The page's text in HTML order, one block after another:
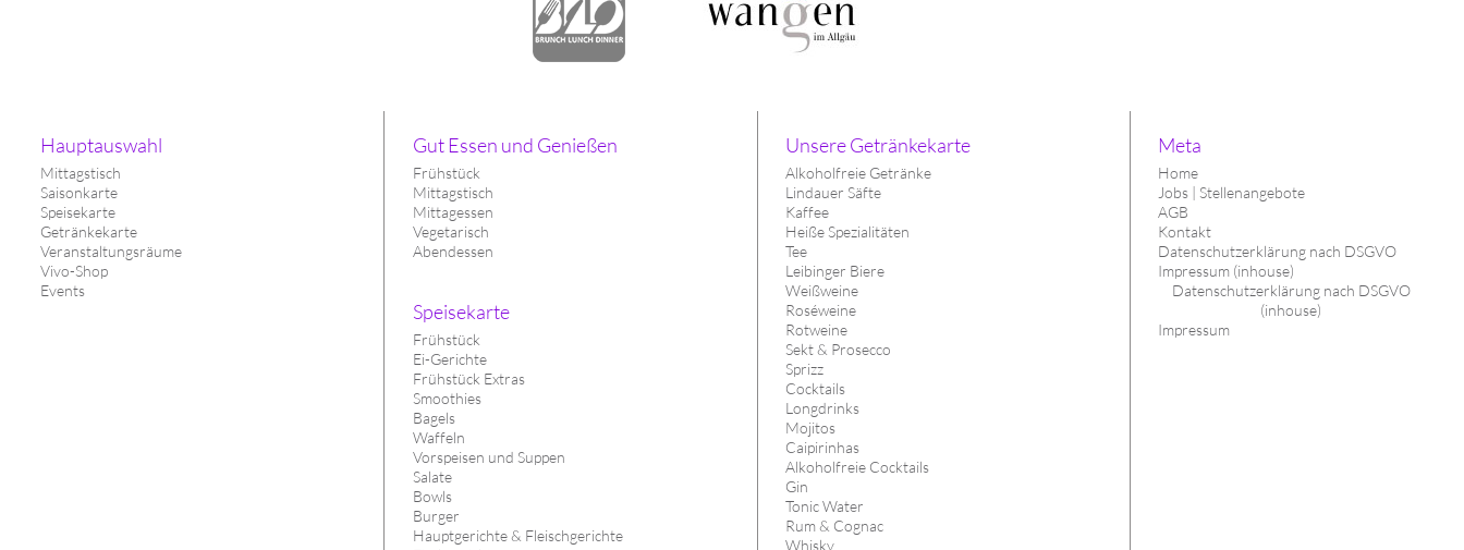
Hauptauswahl
Mittagstisch
Saisonkarte
Speisekarte
Getränkekarte
Veranstaltungsräume
Vivo-Shop
Events
Gut Essen und Genießen
Frühstück
Mittagstisch
Mittagessen
Vegetarisch
Abendessen
Speisekarte
Frühstück
Ei-Gerichte
Frühstück Extras
Smoothies
Bagels
Waffeln
Vorspeisen und Suppen
Salate
Bowls
Burger
Hauptgerichte & Fleischgerichte
Unsere Getränkekarte
Alkoholfreie Getränke
Lindauer Säfte
Kaffee
Heiße Spezialitäten
Tee
Leibinger Biere
Weißweine
Roséweine
Rotweine
Sekt & Prosecco
Sprizz
Cocktails
Longdrinks
Mojitos
Caipirinhas
Alkoholfreie Cocktails
Gin
Tonic Water
Rum & Cognac
Whisky
Meta
Home
Jobs | Stellenangebote
AGB
Kontakt
Datenschutzerklärung nach DSGVO
Impressum (inhouse)
Datenschutzerklärung nach DSGVO
(inhouse)
Impressum